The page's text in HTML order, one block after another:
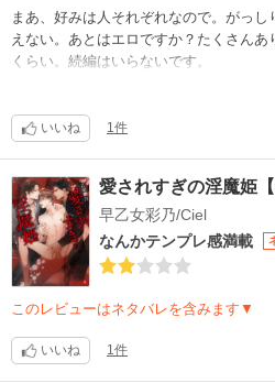
まあ、好みは人それぞれなので。がっ
えない。あとはエロですか？たくさん
くらい。続編はいらないです。
いいね 1件
愛されすぎの淫魔姫【
早乙女彩乃/Ciel
なんかテンプレ感満載
このレビューはネタバレを含みます▼
いいね 1件